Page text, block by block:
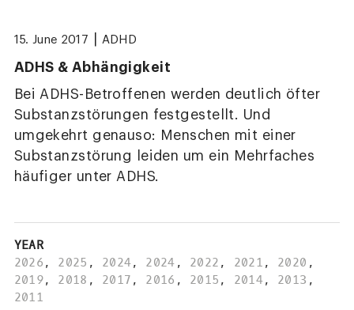
15. June 2017 ADHD
ADHS & Abhängigkeit
Bei ADHS-Betroffenen werden deutlich öfter
Substanzstörungen festgestellt. Und
umgekehrt genauso: Menschen mit einer
Substanzstörung leiden um ein Mehrfaches
häufiger unter ADHS.
YEAR
2026 , 2025 , 2024, 2024 , 2022 , 2021 , 2020 ,
2019, 2018 , 2017 , 2016 , 2015 , 2014, 2013 ,
2011